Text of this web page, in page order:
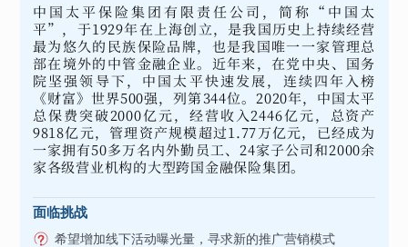
中国太平保险集团有限责任公司，简称“中国太
平”，于1929年在上海创立，是我国历史上持续经营
最为悠久的民族保险品牌，也是我国唯一一家管理总
部在境外的中管金融企业。近年来，在党中央、国务
院坚强领导下，中国太平快速发展，连续四年入榜
《财富》世界500强，列第344位。2020年，中国太平
总保费突破2000亿元，经营收入2446亿元，总资产
9818亿元，管理资产规模超过1.77万亿元，已经成为
一家拥有50多万名内外勤员工、24家子公司和2000余
家各级营业机构的大型跨国金融保险集团。
面临挑战
希望增加线下活动曝光量，寻求新的推广营销模式